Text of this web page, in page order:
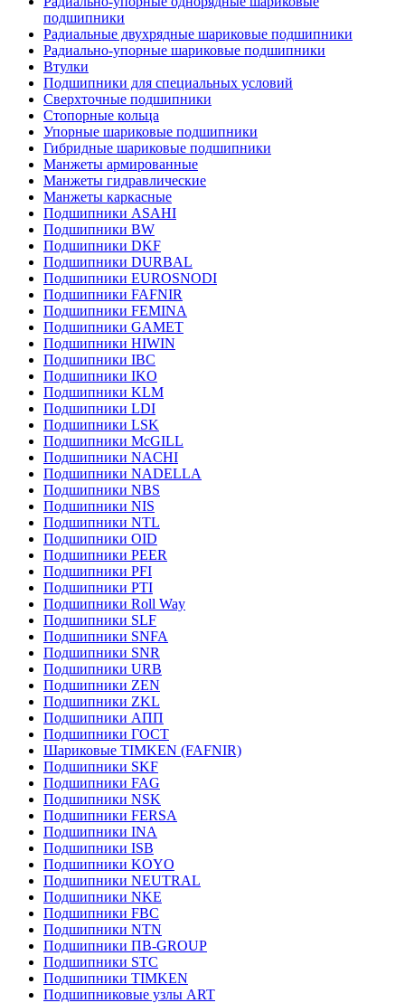
подшипники
Радиальные двухрядные шариковые подшипники
Радиально-упорные шариковые подшипники
Втулки
Подшипники для специальных условий
Сверхточные подшипники
Стопорные кольца
Упорные шариковые подшипники
Гибридные шариковые подшипники
Манжеты армированные
Манжеты гидравлические
Манжеты каркасные
Подшипники ASAHI
Подшипники BW
Подшипники DKF
Подшипники DURBAL
Подшипники EUROSNODI
Подшипники FAFNIR
Подшипники FEMINA
Подшипники GAMET
Подшипники HIWIN
Подшипники IBC
Подшипники IKO
Подшипники KLM
Подшипники LDI
Подшипники LSK
Подшипники McGILL
Подшипники NACHI
Подшипники NADELLA
Подшипники NBS
Подшипники NIS
Подшипники NTL
Подшипники OID
Подшипники PEER
Подшипники PFI
Подшипники PTI
Подшипники Roll Way
Подшипники SLF
Подшипники SNFA
Подшипники SNR
Подшипники URB
Подшипники ZEN
Подшипники ZKL
Подшипники АПП
Подшипники ГОСТ
Шариковые ТІMKEN (FAFNIR)
Подшипники SKF
Подшипники FAG
Подшипники NSK
Подшипники FERSA
Подшипники INA
Подшипники ISB
Подшипники KOYO
Подшипники NEUTRAL
Подшипники NKE
Подшипники FBC
Подшипники NTN
Подшипники ПВ-GROUP
Подшипники STC
Подшипники TIMKEN
Подшипниковые узлы ART